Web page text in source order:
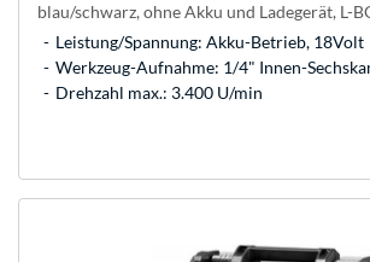
blau/schwarz, ohne Akku und Ladegerät, L-
Leistung/Spannung: Akku-Betrieb, 18Volt
Werkzeug-Aufnahme: 1/4" Innen-
Drehzahl max.: 3.400 U/min